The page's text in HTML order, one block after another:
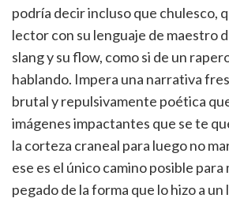
podría decir incluso que chulesco,
lector con su lenguaje de maestro
slang y su flow, como si de un
hablando. Impera una narrativa
brutal y repulsivamente poética
imágenes impactantes que se te
la corteza craneal para luego no
ese es el único camino posible
pegado de la forma que lo hizo a